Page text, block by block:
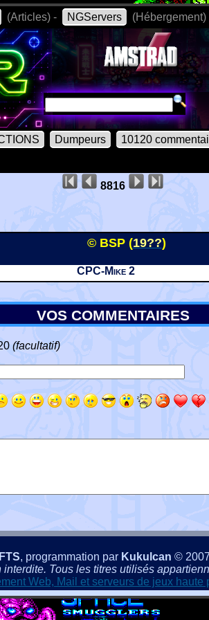
(Articles) - NGServers (Hébergement)
Dumpeurs 10120
8816
© BSP (19??)
CPC-Mike 2
VOS COMMENTAIRES
(facultatif)
, programmation par Kukulcan ©
Tous les titres utilisés
Web, Mail et serveurs de jeux haute